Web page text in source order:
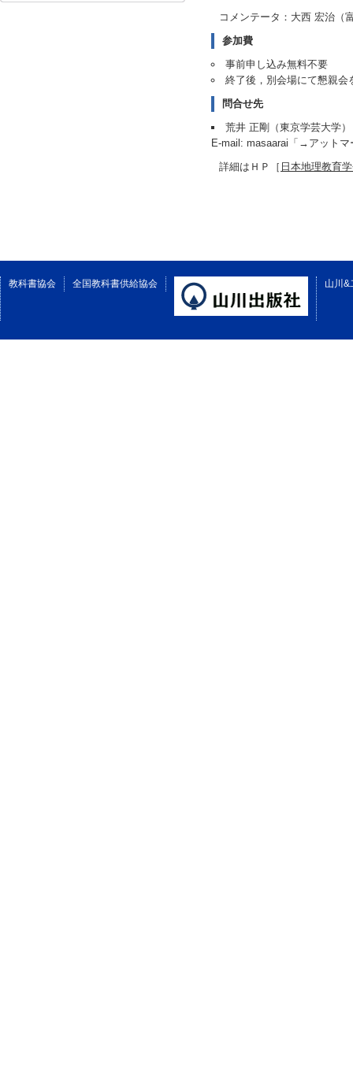
コメンテータ：大西 宏治（
参加費
事前申し込み無料不要
終了後，別会場にて懇親会
問合せ先
荒井 正剛（東京学芸大学）
E-mail: masaarai「→アット
詳細はＨＰ［ 日本地理教育
教科書協会 全国教科書供給協会 山川&